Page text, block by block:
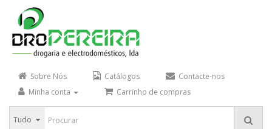
Sobre Nós Catálogos
Contacte-nos
Minha conta
Carrinho de compras
Tudo